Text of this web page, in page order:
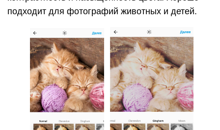
подходит для фотографий животных и детей.